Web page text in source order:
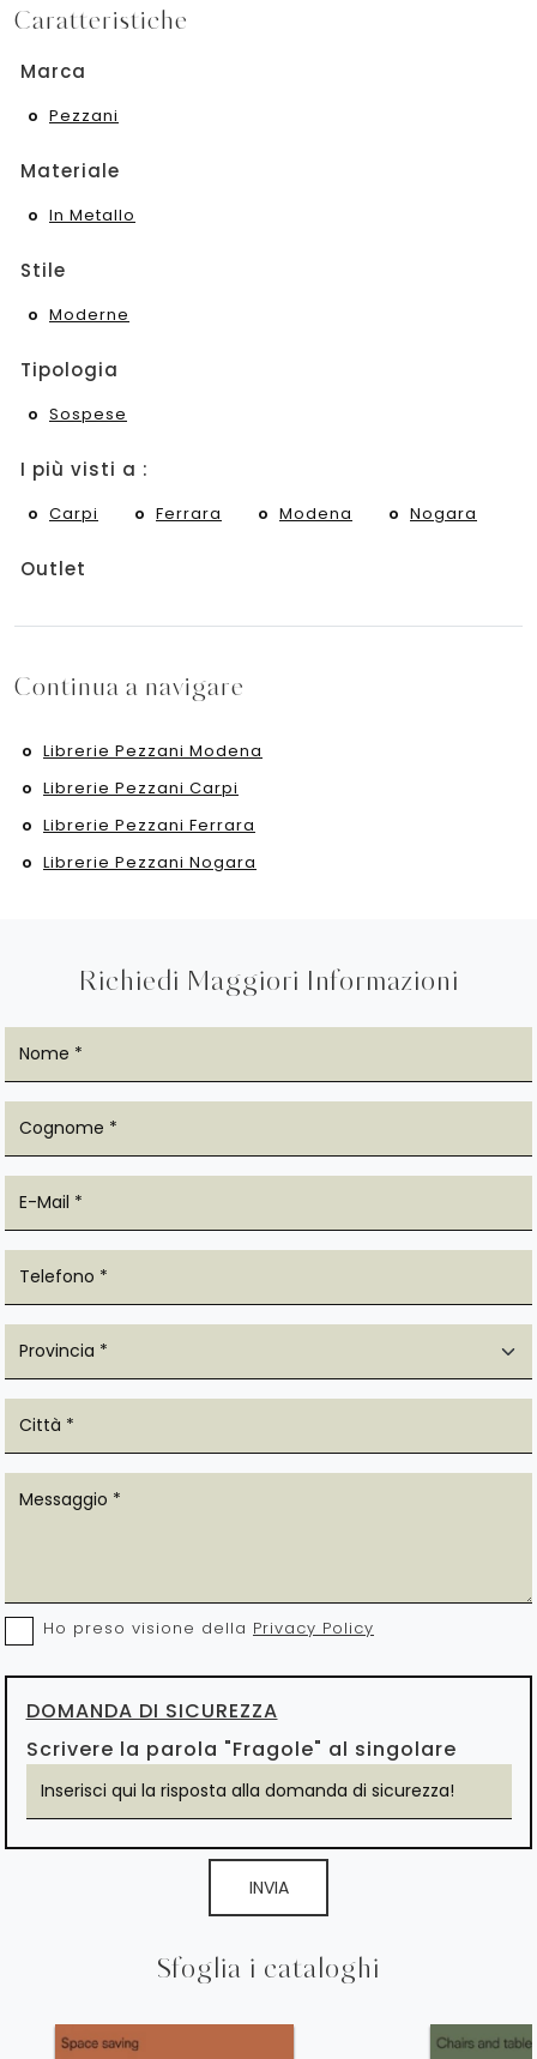
Caratteristiche
Marca
Pezzani
Materiale
In Metallo
Stile
Moderne
Tipologia
Sospese
I più visti a :
Carpi Ferrara Modena Nogara
Outlet
Continua a navigare
Librerie Pezzani Modena
Librerie Pezzani Carpi
Librerie Pezzani Ferrara
Librerie Pezzani Nogara
Sfoglia i cataloghi
Richiedi Maggiori Informazioni
Ho preso visione della Privacy Policy
DOMANDA DI SICUREZZA
Scrivere la parola "Fragole" al singolare
INVIA